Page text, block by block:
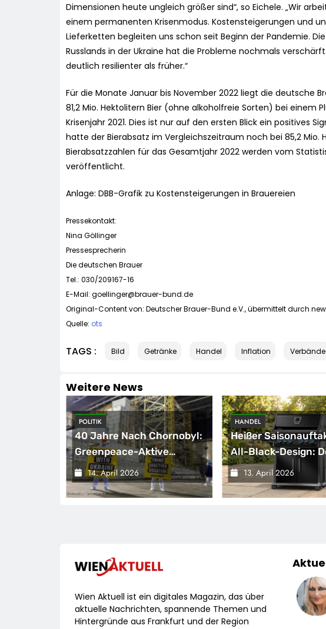
Dimensionen heute ungleich größer sind“, so Eichele. „Wir
einem permanenten Krisenmodus. Kostensteigerungen und
Lieferketten begleiten uns schon seit Beginn der Pandemie.
Russlands in der Ukraine hat die Probleme nochmals
deutlich resilienter als früher.“
Für die Monate Januar bis November 2022 liegt die deutsche
81,2 Mio. Hektolitern Bier (ohne alkoholfreie Sorten) bei einem
Krisenjahr 2021. Dies ist nur auf den ersten Blick ein positives
hatte der Bierabsatz im Vergleichszeitraum noch bei 85,2 Mio.
Bierabsatzzahlen für das Gesamtjahr 2022 werden vom
veröffentlicht.
Anlage: DBB-Grafik zu Kostensteigerungen in Brauereien
Pressekontakt:
Nina Göllinger
Pressesprecherin
Die deutschen Brauer
Tel.: 030/209167-16
E-Mail: goellinger@brauer-bund.de
Original-Content von: Deutscher Brauer-Bund e.V., übermittelt durch
Quelle: ots
TAGS : Bild Getränke Handel Inflation Verbände
Weitere News
POLITIK
40 Jahre Nach Chornobyl:
Greenpeace-Aktive
Protestieren Für
Unterstützung Bei
Wiederaufbau Der
Russischen
Drohnenangriffs
14. April 2026
HANDEL
Heißer
All-Black-Design:
Napoleon Rogue
525 In Der
Grillfürst-Edition
13. April 2026
Wien Aktuell ist ein digitales Magazin, das über
aktuelle Nachrichten, spannende Themen und
Hintergründe aus Frankfurt und der Region